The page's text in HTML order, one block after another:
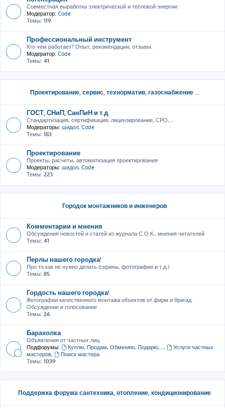
Совместная выработка электрической и тепловой энергии
Модератор: Code
Темы: 119
Профессиональный инструмент
Кто чем работает? Опыт, рекомендации, отзывы.
Модератор: Code
Темы: 41
Проектирование, сервис, тeхнорматив, газоснабжение ...
ГОСТ, СНиП, СанПиН и т.д.
Стандартизация, сертификация, лицензирование, СРО,...
Модераторы: шидол, Code
Темы: 183
Проектирование
Проекты, расчеты, автоматизация проектирования
Модераторы: шидол, Code
Темы: 223
Городок монтажников и инженеров
Комментарии и мнения
Обсуждения новостей и статей из журнала С.О.К., мнения читателей
Темы: 41
Перлы нашего городка!
Про то как не нужно делать (скрины, фотографии и т.д.)
Темы: 85
Гордость нашего городка!
Фотографии качественного монтажа объектов от фирм и бригад.
Обсуждение и голосование
Темы: 26
Барахолка
Объявления от частных лиц
Подфорумы:
Куплю, Продам, Обменяю, Подарю,...,
Услуги частных
мастеров,
Поиск мастера
Темы: 1039
Поддержка форума сантехника, отопление, кондиционирование